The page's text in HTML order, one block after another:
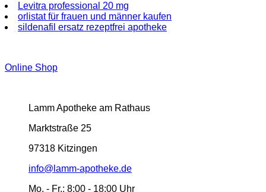
Levitra professional 20 mg
orlistat für frauen und männer kaufen
sildenafil ersatz rezeptfrei apotheke
Online Shop
Lamm Apotheke am Rathaus
Marktstraße 25
97318 Kitzingen
info@lamm-apotheke.de
Mo. - Fr.: 8:00 - 18:00 Uhr